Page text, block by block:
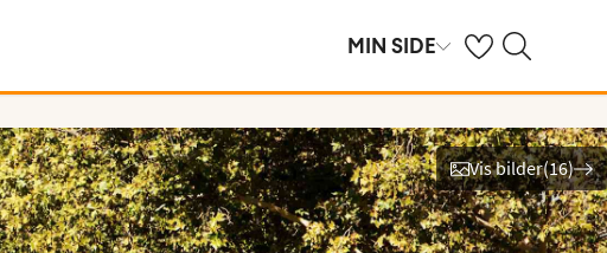
MIN SIDE Se dine sparte
Søk på ving.no
Vis bilder(16)